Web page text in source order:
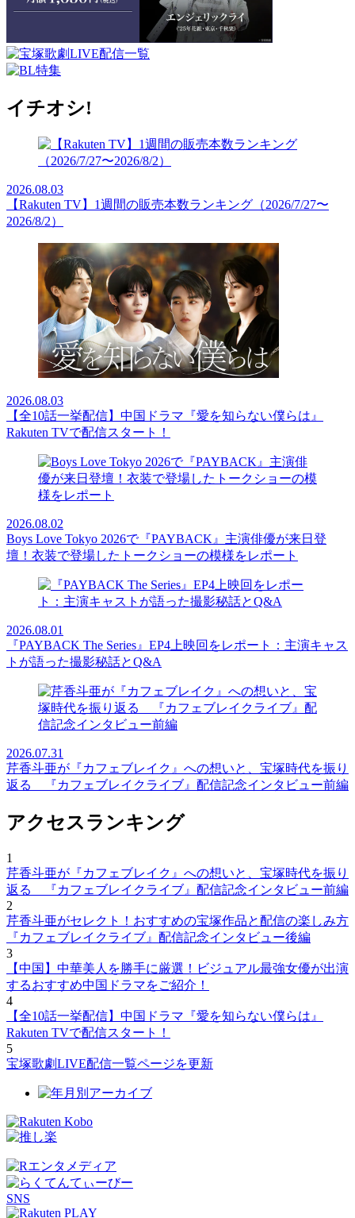
イチオシ!
2026.08.03
【Rakuten TV】1週間の販売本数ランキング（2026/7/27〜
2026/8/2）
2026.08.03
【全10話一挙配信】中国ドラマ『愛を知らない僕らは』
Rakuten TVで配信スタート！
2026.08.02
Boys Love Tokyo 2026で『PAYBACK』主演俳優が来日登
壇！衣装で登場したトークショーの模様をレポート
2026.08.01
『PAYBACK The Series』EP4上映回をレポート：主演キャス
トが語った撮影秘話とQ&A
2026.07.31
芹香斗亜が『カフェブレイク』への想いと、宝塚時代を振り
返る 『カフェブレイクライブ』配信記念インタビュー前編
アクセスランキング
1
芹香斗亜が『カフェブレイク』への想いと、宝塚時代を振り
返る 『カフェブレイクライブ』配信記念インタビュー前編
2
芹香斗亜がセレクト！おすすめの宝塚作品と配信の楽しみ方
『カフェブレイクライブ』配信記念インタビュー後編
3
【中国】中華美人を勝手に厳選！ビジュアル最強女優が出演
するおすすめ中国ドラマをご紹介！
4
【全10話一挙配信】中国ドラマ『愛を知らない僕らは』
Rakuten TVで配信スタート！
5
宝塚歌劇LIVE配信一覧ページを更新
SNS